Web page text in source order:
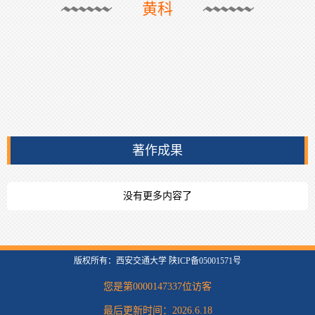
黄科
著作成果
没有更多内容了
版权所有：西安交通大学 陕ICP备05001571号
您是第0000147337位访客
最后更新时间： 2026.6.18